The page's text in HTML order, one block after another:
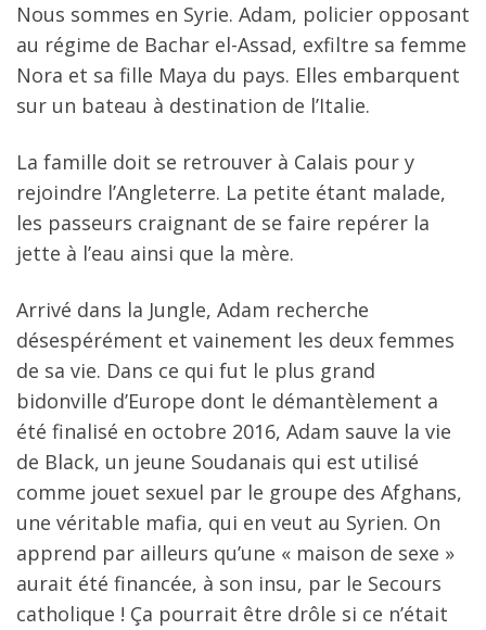
Nous sommes en Syrie. Adam, policier opposant
au régime de Bachar el-Assad, exfiltre sa femme
Nora et sa fille Maya du pays. Elles embarquent
sur un bateau à destination de l’Italie.
La famille doit se retrouver à Calais pour y
rejoindre l’Angleterre. La petite étant malade,
les passeurs craignant de se faire repérer la
jette à l’eau ainsi que la mère.
Arrivé dans la Jungle, Adam recherche
désespérément et vainement les deux femmes
de sa vie. Dans ce qui fut le plus grand
bidonville d’Europe dont le démantèlement a
été finalisé en octobre 2016, Adam sauve la vie
de Black, un jeune Soudanais qui est utilisé
comme jouet sexuel par le groupe des Afghans,
une véritable mafia, qui en veut au Syrien. On
apprend par ailleurs qu’une « maison de sexe »
aurait été financée, à son insu, par le Secours
catholique ! Ça pourrait être drôle si ce n’était